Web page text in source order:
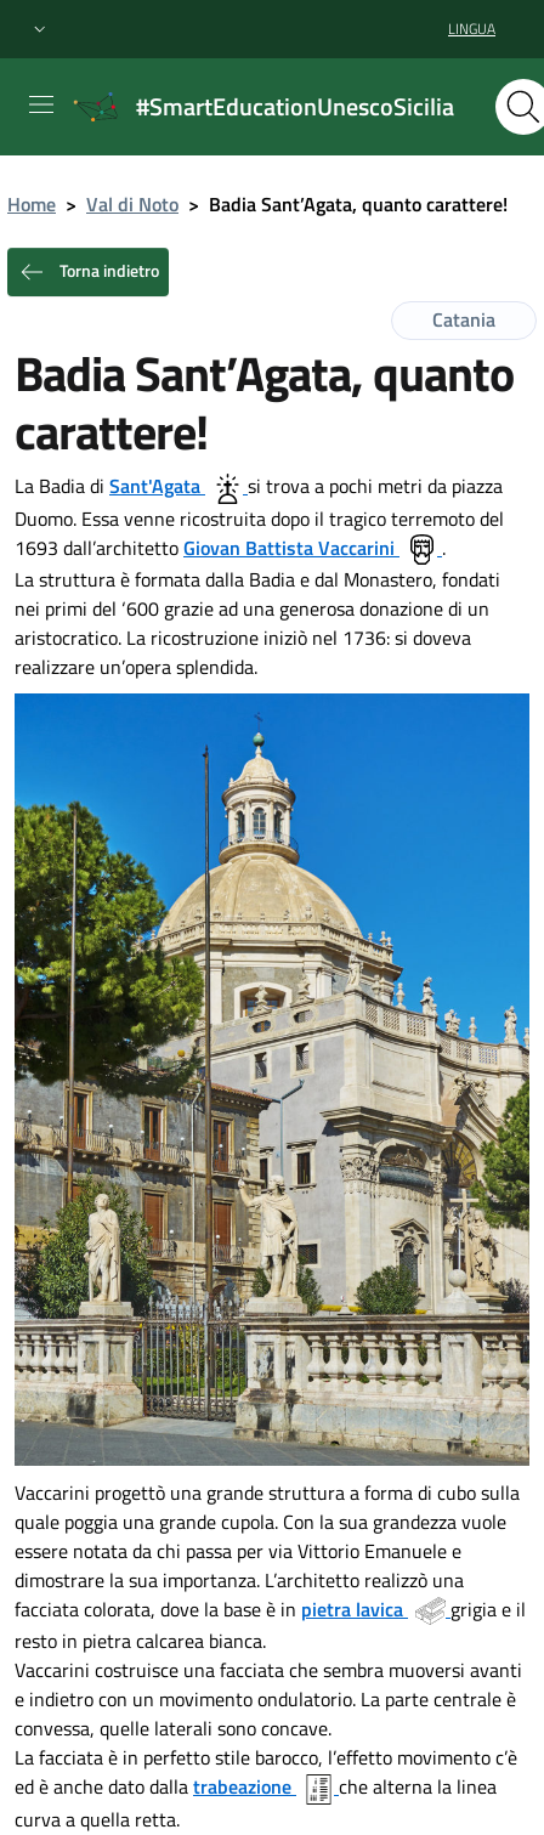
LINGUA
#SmartEducationUnescoSicilia
Home > Val di Noto > Badia Sant’Agata, quanto carattere!
Torna indietro
Catania
Badia Sant’Agata, quanto
carattere!
La Badia di Sant'Agata
si trova a pochi metri da piazza
Duomo. Essa venne ricostruita dopo il tragico terremoto del
1693 dall’architettoGiovan Battista Vaccarini
.
La struttura è formata dalla Badia e dal Monastero, fondati
nei primi del ‘600 grazie ad una generosa donazione di un
aristocratico. La ricostruzione iniziò nel 1736: si doveva
realizzare un’opera splendida.
Vaccarini progettò una grande struttura a forma di cubo sulla
quale poggia una grande cupola. Con la sua grandezza vuole
essere notata da chi passa per via Vittorio Emanuele e
dimostrare la sua importanza. L’architetto realizzò una
facciata colorata, dove la base è in pietra lavica
grigia e il
resto in pietra calcarea bianca.
Vaccarini costruisce una facciata che sembra muoversi avanti
e indietro con un movimento ondulatorio. La parte centrale è
convessa, quelle laterali sono concave.
La facciata è in perfetto stile barocco, l’effetto movimento c’è
ed è anche dato dallatrabeazione
che alterna la linea
curva a quella retta.